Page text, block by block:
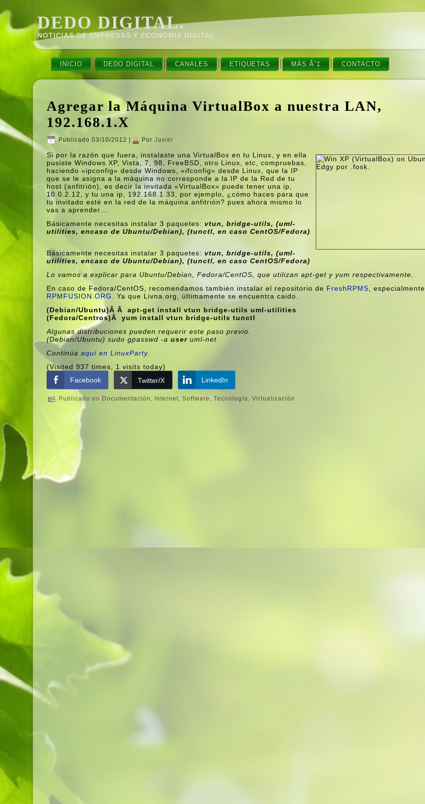
DEDO DIGITAL.
NOTICIAS DE EMPRESAS Y ECONOMÍ­A DIGITAL
INICIO DEDO DIGITAL CANALES ETIQUETAS MÁS Âˆ‡ CONTACTO
Agregar la Máquina VirtualBox a nuestra LAN,
192.168.1.X
Publicado 03/10/2012 Por Javier
Si por la razón que fuera, instalaste una VirtualBox en tu Linux, y en ella
pusiste Windows XP, Vista, 7, 98, FreeBSD, otro Linux, etc, compruebas,
haciendo «ipconfig» desde Windows, «ifconfig» desde Linux, que la IP
que se le asigna a la máquina no corresponde a la IP de la Red de tu
host (anfitrión), es decir la invitada «VirtualBox» puede tener una ip,
10.0.2.12, y tu una ip, 192.168.1.33, por ejemplo, ¿cómo haces para que
tu invitado esté en la red de la máquina anfitrión? pues ahora mismo lo
vas a aprender…
Básicamente necesitas instalar 3 paquetes:vtun, bridge-utils, (uml-
utilities, encaso de Ubuntu/Debian), (tunctl, en caso CentOS/Fedora)
Básicamente necesitas instalar 3 paquetes:vtun, bridge-utils, (uml-
utilities, encaso de Ubuntu/Debian), (tunctl, en caso CentOS/Fedora)
Lo vamos a explicar para Ubuntu/Debian, Fedora/CentOS, que utilizan apt-get y yum respectivamente.
En caso de Fedora/CentOS, recomendamos también instalar el repositorio de FreshRPMS , especialmente
RPMFUSION.ORG
. Ya que Livna.org, últimamente se encuentra caido.
(Debian/Ubuntu)Â Â apt-get install vtun bridge-utils uml-utilities
(Fedora/Centros)Â yum install vtun bridge-utils tunctl
Algunas distribuciones pueden requerir este paso previo.
(Debian/Ubuntu) sudo gpasswd -auser uml-net
Continúaaquí­ en LinuxParty.
(Visited 937 times, 1 visits today)
Facebook
Twitter/X LinkedIn
Publicado en Documentación , Internet,Software ,Tecnologí­a,Virtualización